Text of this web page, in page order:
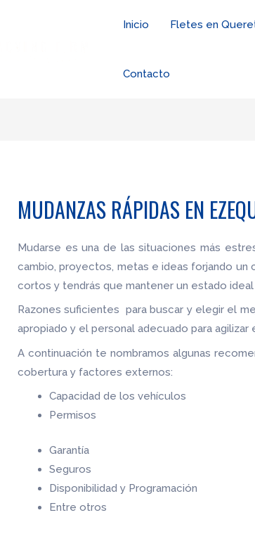
Inicio Fletes en
Contacto
MUDANZAS RÁPIDAS EN
Mudarse es una de las situaciones más
cambio, proyectos, metas e ideas forjando un
cortos y tendrás que mantener un estado ideal
Razones suficientes para buscar y elegir el
apropiado y el personal adecuado para agilizar
A continuación te nombramos algunas
cobertura y factores externos:
Capacidad de los vehículos
Permisos
Garantía
Seguros
Disponibilidad y Programación
Entre otros